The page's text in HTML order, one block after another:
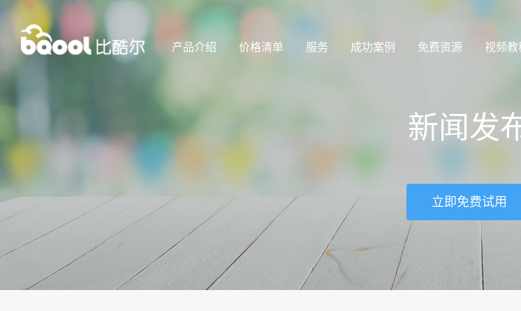
产品介绍 价格清单 服务 成功案例 免费资源 视频教
新闻发
立即免费试用